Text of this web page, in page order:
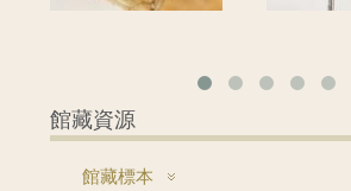
館藏資源
館藏標本